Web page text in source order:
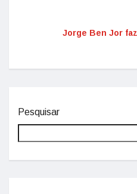
Jorge Ben Jor
Pesquisar